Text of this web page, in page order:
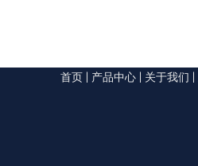
首页 产品中心 关于我们